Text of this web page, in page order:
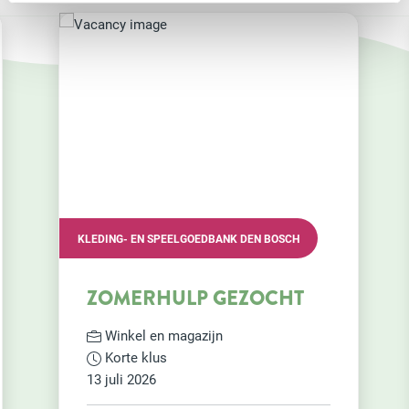
SPEELGOEDBANK DEN BOSCH
GEZOCHT
en magazijn
HERTOGENBOSCH
Regelmatig